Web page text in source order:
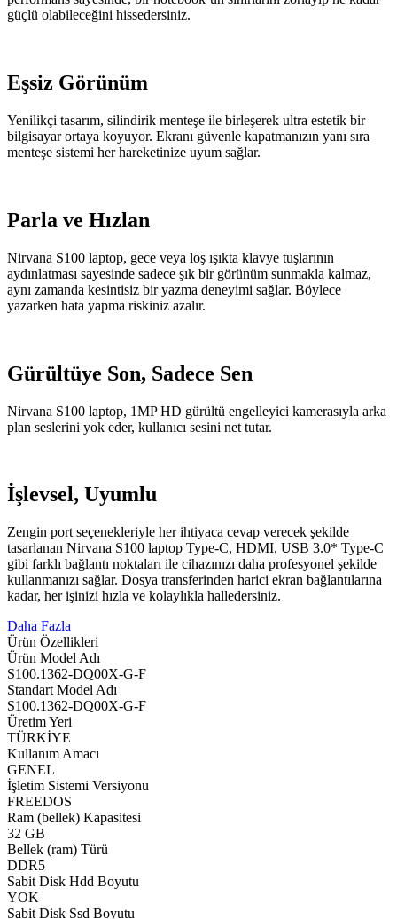
güçlü olabileceğini hissedersiniz.
Eşsiz Görünüm
Yenilikçi tasarım, silindirik menteşe ile birleşerek ultra estetik bir
bilgisayar ortaya koyuyor. Ekranı güvenle kapatmanızın yanı sıra
menteşe sistemi her hareketinize uyum sağlar.
Parla ve Hızlan
Nirvana S100 laptop, gece veya loş ışıkta klavye tuşlarının
aydınlatması sayesinde sadece şık bir görünüm sunmakla kalmaz,
aynı zamanda kesintisiz bir yazma deneyimi sağlar. Böylece
yazarken hata yapma riskiniz azalır.
Gürültüye Son, Sadece Sen
Nirvana S100 laptop, 1MP HD gürültü engelleyici kamerasıyla arka
plan seslerini yok eder, kullanıcı sesini net tutar.
İşlevsel, Uyumlu
Zengin port seçenekleriyle her ihtiyaca cevap verecek şekilde
tasarlanan Nirvana S100 laptop Type-C, HDMI, USB 3.0* Type-C
gibi farklı bağlantı noktaları ile cihazınızı daha profesyonel şekilde
kullanmanızı sağlar. Dosya transferinden harici ekran bağlantılarına
kadar, her işinizi hızla ve kolaylıkla halledersiniz.
Daha Fazla
Ürün Özellikleri
Ürün Model Adı
S100.1362-DQ00X-G-F
Standart Model Adı
S100.1362-DQ00X-G-F
Üretim Yeri
TÜRKİYE
Kullanım Amacı
GENEL
İşletim Sistemi Versiyonu
FREEDOS
Ram (bellek) Kapasitesi
32 GB
Bellek (ram) Türü
DDR5
Sabit Disk Hdd Boyutu
YOK
Sabit Disk Ssd Boyutu